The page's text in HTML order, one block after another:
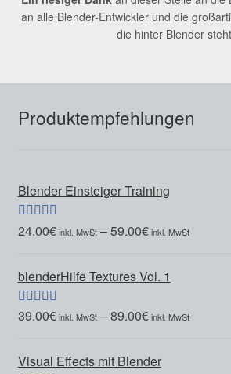
an alle Blender-Entwickler und die
die hinter Blender
Produktempfehlungen
Blender Einsteiger Training
Bewertet mit
24.00€ –59.00€
blenderHilfe Textures Vol. 1
Bewertet mit
39.00€ –89.00€
Visual Effects mit Blender